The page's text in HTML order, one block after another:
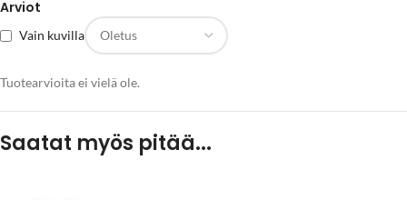
Arviot
Vain kuvilla
Tuotearvioita ei vielä ole.
Saatat myös pitää...